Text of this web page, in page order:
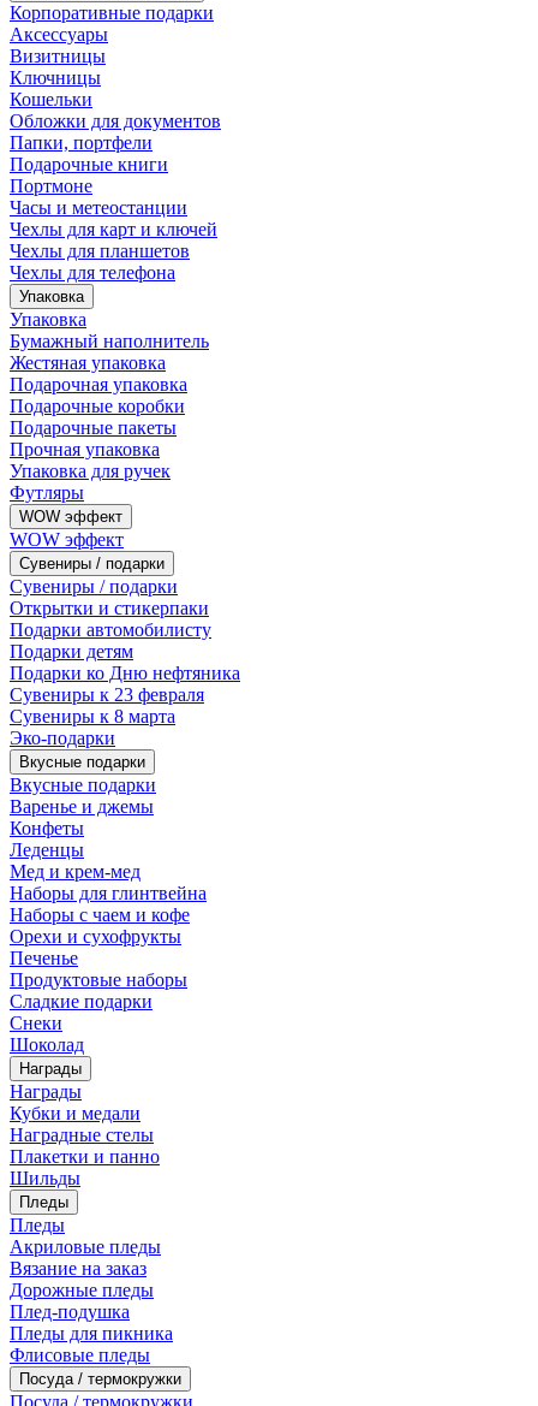
Корпоративные подарки
Аксессуары
Визитницы
Ключницы
Кошельки
Обложки для документов
Папки, портфели
Подарочные книги
Портмоне
Часы и метеостанции
Чехлы для карт и ключей
Чехлы для планшетов
Чехлы для телефона
Упаковка
Упаковка
Бумажный наполнитель
Жестяная упаковка
Подарочная упаковка
Подарочные коробки
Подарочные пакеты
Прочная упаковка
Упаковка для ручек
Футляры
WOW эффект
WOW эффект
Сувениры / подарки
Сувениры / подарки
Открытки и стикерпаки
Подарки автомобилисту
Подарки детям
Подарки ко Дню нефтяника
Сувениры к 23 февраля
Сувениры к 8 марта
Эко-подарки
Вкусные подарки
Вкусные подарки
Варенье и джемы
Конфеты
Леденцы
Мед и крем-мед
Наборы для глинтвейна
Наборы с чаем и кофе
Орехи и сухофрукты
Печенье
Продуктовые наборы
Сладкие подарки
Снеки
Шоколад
Награды
Награды
Кубки и медали
Наградные стелы
Плакетки и панно
Шильды
Пледы
Пледы
Акриловые пледы
Вязание на заказ
Дорожные пледы
Плед-подушка
Пледы для пикника
Флисовые пледы
Посуда / термокружки
Посуда / термокружки